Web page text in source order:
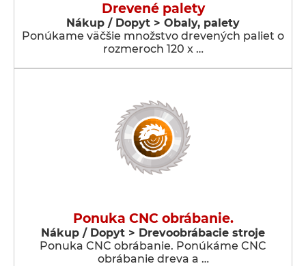
Drevené palety
Nákup / Dopyt > Obaly, palety
Ponúkame väčšie množstvo drevených paliet o
rozmeroch 120 x …
Ponuka CNC obrábanie.
Nákup / Dopyt > Drevoobrábacie stroje
Ponuka CNC obrábanie. Ponúkáme CNC
obrábanie dreva a …